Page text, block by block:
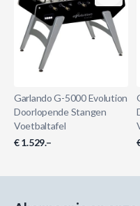
Garlando G-5000 Evolution
Doorlopende Stangen
Voetbaltafel
€ 1.529.–